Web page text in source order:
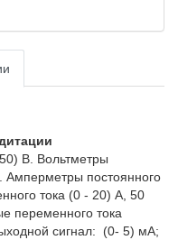
В. Вольтметры
Амперметры постоянного
тока (0 - 20) А, 50
переменного тока
сигнал:  (0- 5) мА;